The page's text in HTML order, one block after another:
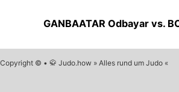
GANBAATAR Odbayar vs.
Copyright © • 🥋 Judo.how » Alles rund um Judo «